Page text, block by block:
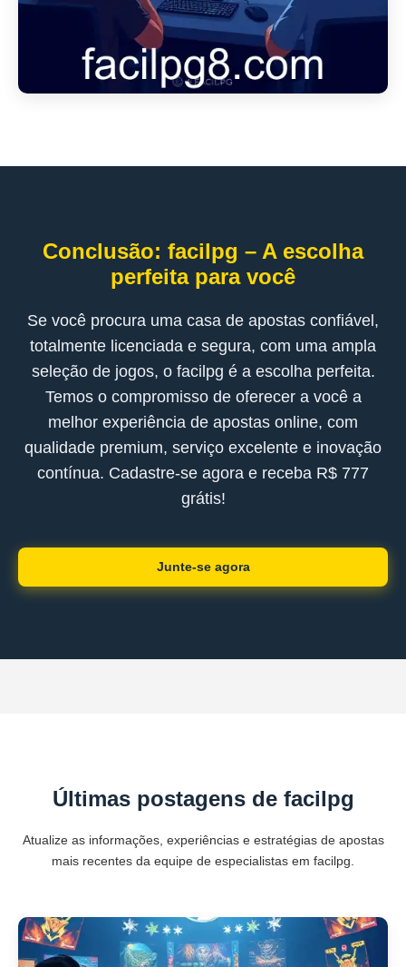
Conclusão: facilpg – A escolha
perfeita para você
Se você procura uma casa de apostas confiável,
totalmente licenciada e segura, com uma ampla
seleção de jogos, o facilpg é a escolha perfeita.
Temos o compromisso de oferecer a você a
melhor experiência de apostas online, com
qualidade premium, serviço excelente e inovação
contínua. Cadastre-se agora e receba R$ 777
grátis!
Junte-se agora
Últimas postagens de facilpg
Atualize as informações, experiências e estratégias de apostas
mais recentes da equipe de especialistas em facilpg.